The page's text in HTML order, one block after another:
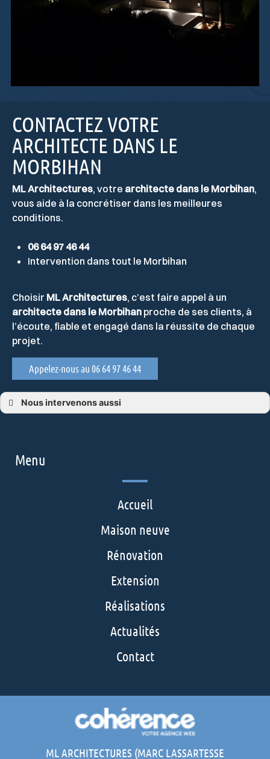
CONTACTEZ VOTRE
ARCHITECTE DANS LE
MORBIHAN
ML Architectures, votre architecte dans le Morbihan,
vous aide à la concrétiser dans les meilleures
conditions.
06 64 97 46 44
Intervention dans tout le Morbihan
Choisir ML Architectures, c’est faire appel à un
architecte dans le Morbihan proche de ses clients, à
l’écoute, fiable et engagé dans la réussite de chaque
projet.
Appelez-nous au 06 64 97 46 44
Nous intervenons aussi
Architecte Plescop
Menu
Accueil
Maison neuve
Rénovation
Extension
Réalisations
Actualités
Contact
ML ARCHITECTURES (MARC LASSARTESSE